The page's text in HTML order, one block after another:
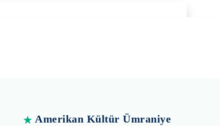
★ Amerikan Kültür Ümraniye